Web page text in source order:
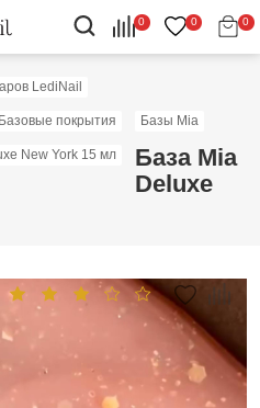
0 0 0
LediNail
Базовые покрытия Базы Mia
New York 15 мл
База Mia
Deluxe